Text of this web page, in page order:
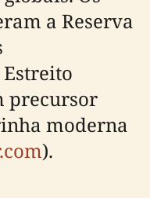
a Reserva
precursor
moderna
).